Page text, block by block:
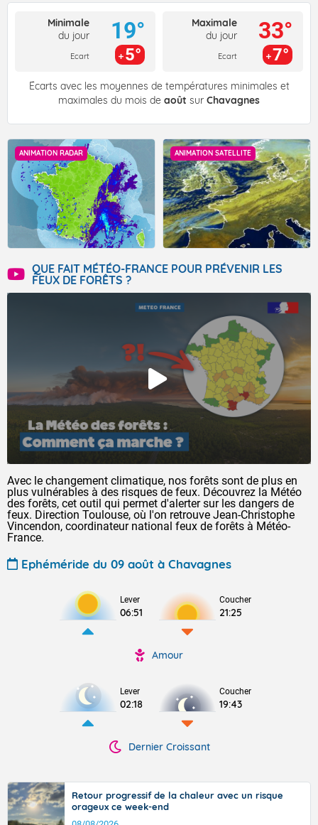
Minimale
du jour
Ecart
19°
5°
Maximale
du jour
Ecart
33°
7°
Écarts avec les moyennes de températures minimales et
maximales du mois de août sur Chavagnes
ANIMATION RADAR ANIMATION SATELLITE
QUE FAIT MÉTÉO-FRANCE POUR PRÉVENIR LES
FEUX DE FORÊTS ?
Avec le changement climatique, nos forêts sont de plus en
plus vulnérables à des risques de feux. Découvrez la Météo
des forêts, cet outil qui permet d'alerter sur les dangers de
feux. Direction Toulouse, où l'on retrouve Jean-Christophe
Vincendon, coordinateur national feux de forêts à Météo-
France.
Ephéméride du 09 août à Chavagnes
Lever
06:51
Coucher
21:25
Amour
Lever
02:18
Coucher
19:43
Dernier Croissant
Retour progressif de la chaleur avec un risque
orageux ce week-end